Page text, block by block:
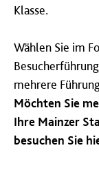
Klasse.
Wählen Sie im
mehrere
Möchten Sie
Ihre Mainzer
besuchen Sie